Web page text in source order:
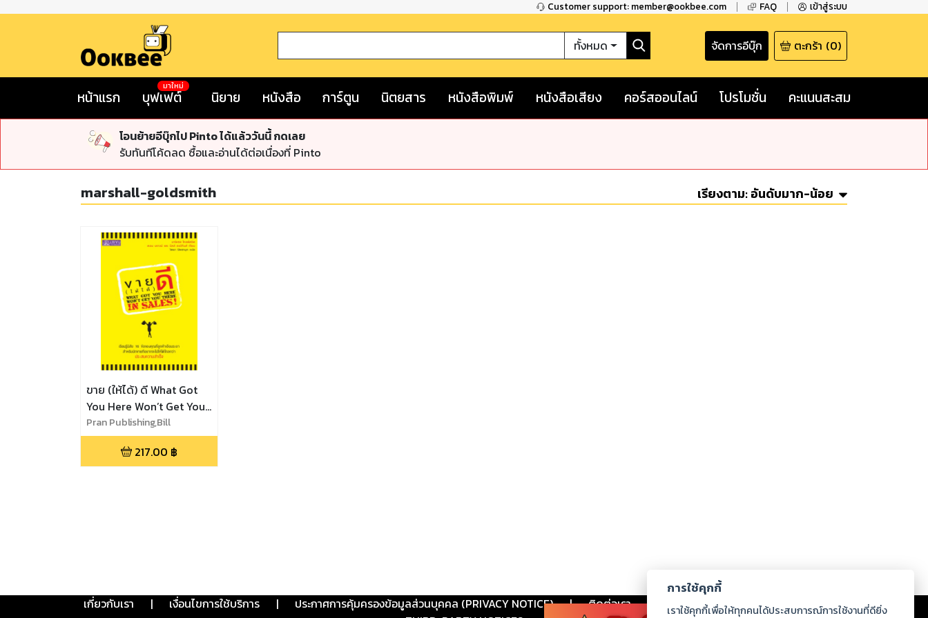
Customer support: member@ookbee.com FAQ เข้าสู่ระบบ
ทั้งหมด จัดการอีบุ๊ก ตะกร้า (0)
หน้าแรก บุฟเฟต์
มาใหม่
นิยาย หนังสือ การ์ตูน นิตยสาร หนังสือพิมพ์ หนังสือเสียง คอร์สออนไลน์ โปรโมชั่น คะแนนสะสม
โอนย้ายอีบุ๊กไป Pinto ได้แล้ววันนี้ กดเลย
รับทันทีโค้ดลด ซื้อและอ่านได้ต่อเนื่องที่ Pinto
marshall-goldsmith เรียงตาม:อันดับมาก-น้อย
ขาย (ให้ได้) ดี What Got
You Here Won’t Get You
There in Sales!
Pran Publishing,Bill
Hawkins,Don
Brown,Marshall Goldsmith
217.00 ฿
เกี่ยวกับเรา | เงื่อนไขการใช้บริการ | ประกาศการคุ้มครองข้อมูลส่วนบุคคล (PRIVACY NOTICE) | ติดต่อเรา ร่วมงานกับเรา ดาวน์โหลด
การใช้คุกกี้
เราใช้คุกกี้เพื่อให้ทุกคนได้ประสบการณ์การใช้งานที่ดียิ่ง